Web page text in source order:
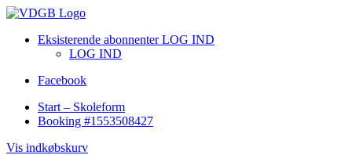
Eksisterende abonnenter LOG IND
LOG IND
Facebook
Start – Skoleform
Booking #1553508427
Vis indkøbskurv